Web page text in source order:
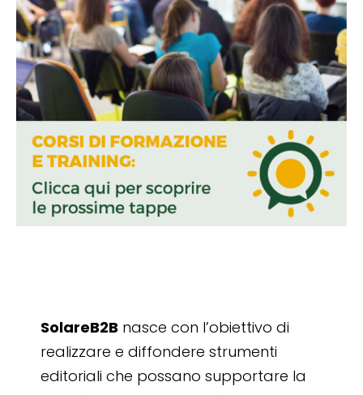
SolareB2B nasce con l’obiettivo di
realizzare e diffondere strumenti
editoriali che possano supportare la